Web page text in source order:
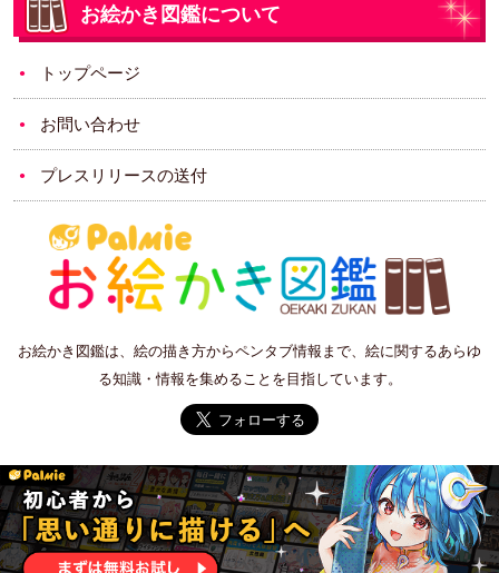
お絵かき図鑑について
トップページ
お問い合わせ
プレスリリースの送付
お絵かき図鑑は、絵の描き方からペンタブ情報まで、絵に関するあらゆ
る知識・情報を集めることを目指しています。